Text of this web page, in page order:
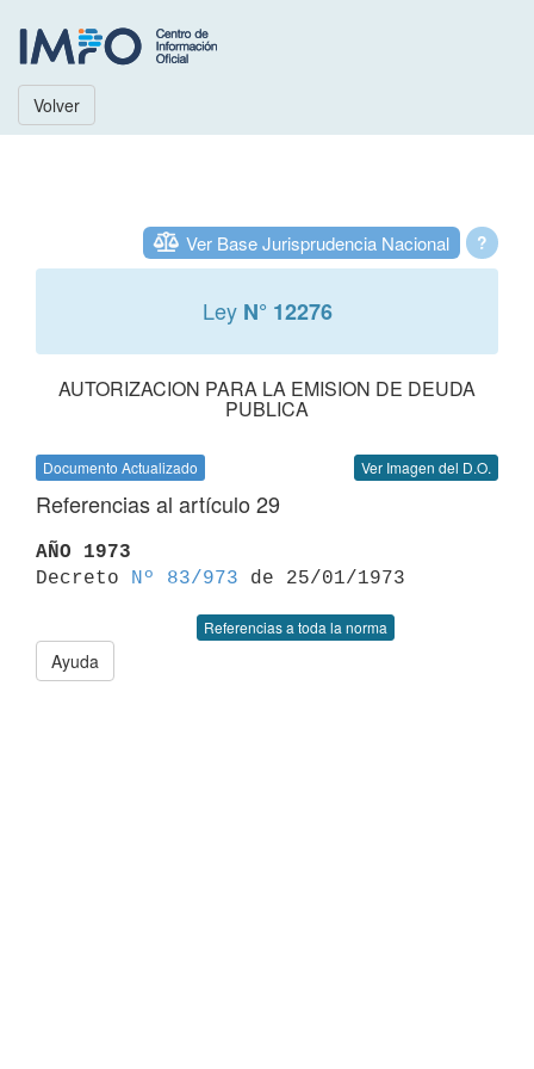
Volver
?
Ver Base Jurisprudencia Nacional
Ley N° 12276
AUTORIZACION PARA LA EMISION DE DEUDA
PUBLICA
Documento Actualizado Ver Imagen del D.O.
Referencias al artículo 29
AÑO 1973
Decreto
Nº 83/973
Referencias a toda la norma
Ayuda